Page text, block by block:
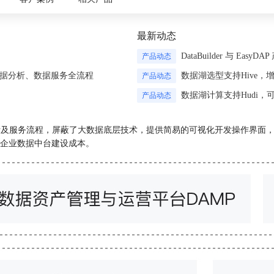
分析、数据服务全流程
最新动态
产品动态 DataBuilder 与
产品动态 数据湖选型支持Hive，
产品动态 数据湖计算支持Hudi，
服务流程，屏蔽了大数据底层技术，提供简易的可视化开发操作界
业数据中台建设成本。